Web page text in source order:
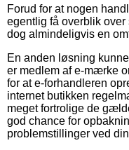
Forud for at nogen
egentlig få overblik
dog almindeligvis en
En anden løsning
er medlem af e-mærke
for at e-forhandleren
internet butikken
meget fortrolige de
god chance for
problemstillinger ved